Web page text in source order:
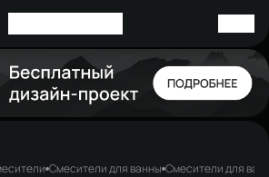
Смесители для ванны Смесители для